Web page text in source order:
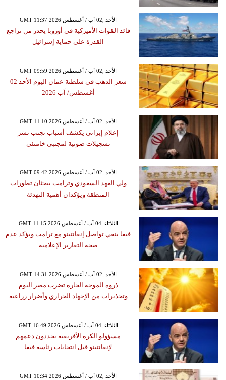
GMT 11:37 2026 الأحد ,02 آب / أغسطس
قائد القوات الأميركية في أوروبا يحذر من تراجع
القدرة على حماية إسرائيل
GMT 09:59 2026 الأحد ,02 آب / أغسطس
سعر الذهب في سلطنة عمان اليوم الأحد 02
أغسطس/ آب 2026
GMT 11:10 2026 الأحد ,02 آب / أغسطس
إعلام إيراني يكشف أسباب تجنب نشر
تسجيلات صوتية لمجتبى خامنئي
GMT 09:42 2026 الأحد ,02 آب / أغسطس
ولي العهد السعودي وترامب يبحثان تطورات
المنطقة ويؤكدان أهمية التهدئة
GMT 11:15 2026 الثلاثاء ,04 آب / أغسطس
فيفا ينفي تواصل إنفانتينو مع ترامب ويؤكد عدم
صحة التقارير الإعلامية
GMT 14:31 2026 الأحد ,02 آب / أغسطس
ذروة الموجة الحارة تضرب مصر اليوم
وتحذيرات من الإجهاد الحراري وأضرار زراعية
GMT 16:49 2026 الثلاثاء ,04 آب / أغسطس
مسؤولو الكرة الأفريقية يجددون دعمهم
لإنفانتينو قبل انتخابات رئاسة فيفا
GMT 10:34 2026 الأحد ,02 آب / أغسطس